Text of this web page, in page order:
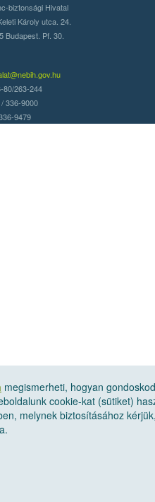
megismerheti, hogyan
cookie-kat (sütiket)
melynek biztosításához
biztonsági Hivatal
Károly utca. 24.
Budapest. Pf. 30.
80/263-244
336-9000
9479